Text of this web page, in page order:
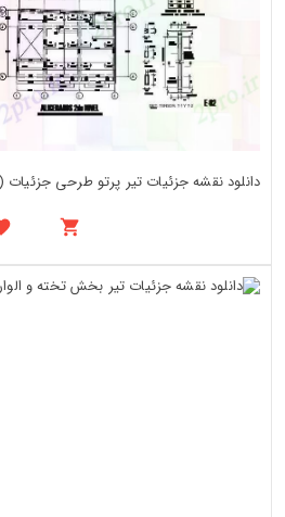
دانلود نقشه جزئیات تیر پرتو طرحی جزئیات